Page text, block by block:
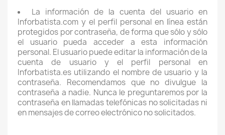
La información de la cuenta del usuario en
Inforbatista.com y el perfil personal en línea están
protegidos por contraseña, de forma que sólo y sólo
el usuario pueda acceder a esta información
personal. El usuario puede editar la información de la
cuenta de usuario y el perfil personal en
Inforbatista.es utilizando el nombre de usuario y la
contraseña. Recomendamos que no divulgue la
contraseña a nadie. Nunca le preguntaremos por la
contraseña en llamadas telefónicas no solicitadas ni
en mensajes de correo electrónico no solicitados.